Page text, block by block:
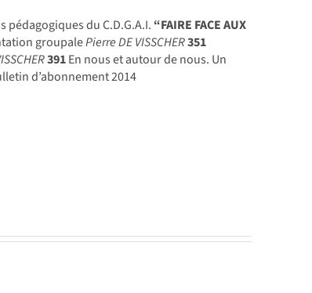
pédagogiques du C.D.G.A.I. “FAIRE FACE AUX
groupalePierre DE VISSCHER351
391En nous et autour de nous. Un
d’abonnement 2014